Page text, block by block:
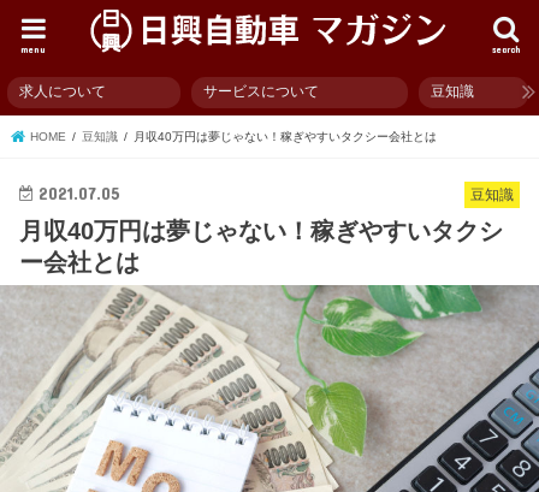
search
menu
求人について サービスについて 豆知識
HOME 豆知識 月収40万円は夢じゃない！稼ぎやすいタクシー会社とは
豆知識
2021.07.05
月収40万円は夢じゃない！稼ぎやすいタクシ
ー会社とは